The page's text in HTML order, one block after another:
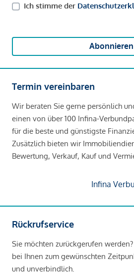
Ich stimme der
Abonnieren
Termin vereinbaren
Wir beraten Sie gerne persönlich
einen von über 100 Infina-
für die beste und günstigste
Zusätzlich bieten wir
Bewertung, Verkauf, Kauf und
Infina
Rückrufservice
Sie möchten zurückgerufen
bei Ihnen zum gewünschten
und unverbindlich.